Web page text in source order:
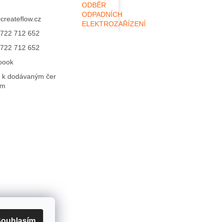
createflow.cz
712 652
712 652
k dodávaným čer
ODBĚR
ODPADNÍCH
ELEKTROZAŘÍZENÍ